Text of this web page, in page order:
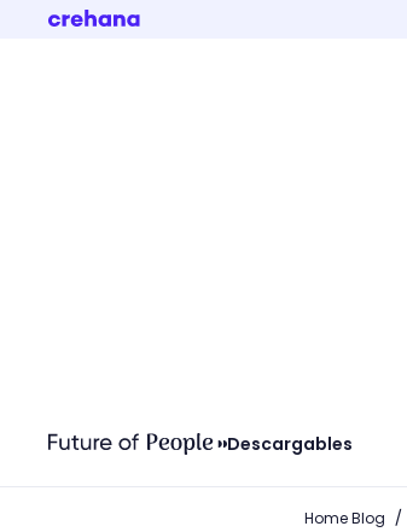
Descargables
Home Blog /